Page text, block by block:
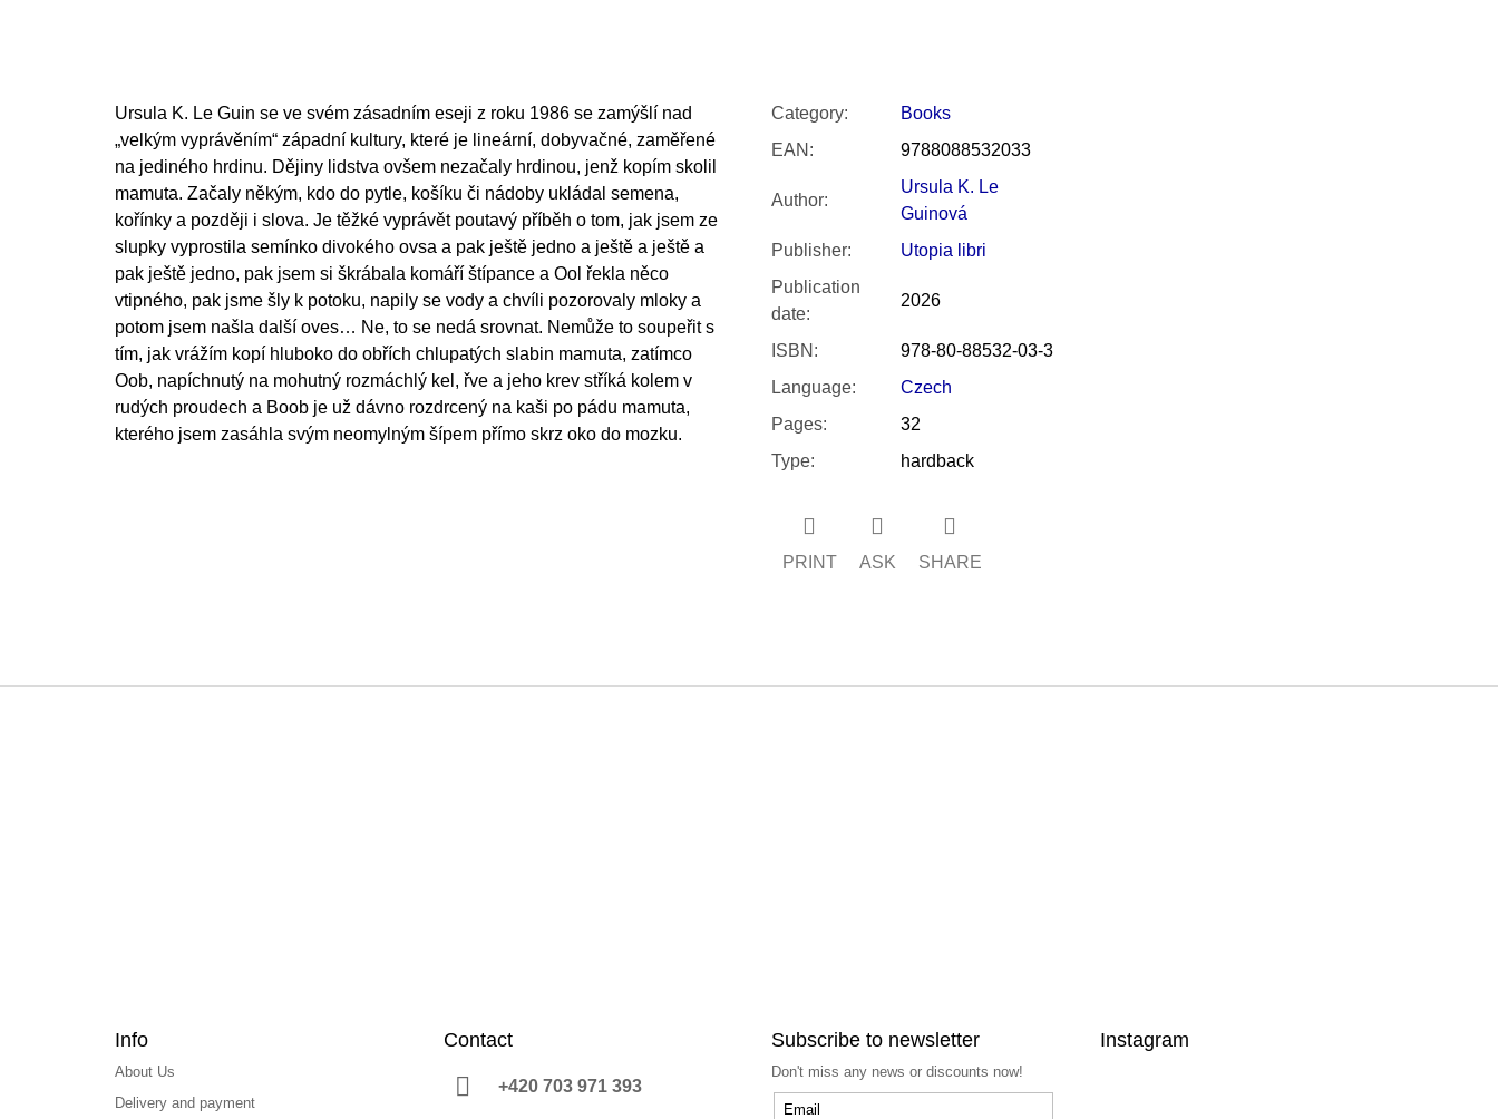
Ursula K. Le Guin se ve svém zásadním eseji z roku 1986 se zamýšlí nad
„velkým vyprávěním“ západní kultury, které je lineární, dobyvačné, zaměřené
na jediného hrdinu. Dějiny lidstva ovšem nezačaly hrdinou, jenž kopím skolil
mamuta. Začaly někým, kdo do pytle, košíku či nádoby ukládal semena,
kořínky a později i slova. Je těžké vyprávět poutavý příběh o tom, jak jsem ze
slupky vyprostila semínko divokého ovsa a pak ještě jedno a ještě a ještě a
pak ještě jedno, pak jsem si škrábala komáří štípance a Ool řekla něco
vtipného, pak jsme šly k potoku, napily se vody a chvíli pozorovaly mloky a
potom jsem našla další oves… Ne, to se nedá srovnat. Nemůže to soupeřit s
tím, jak vrážím kopí hluboko do obřích chlupatých slabin mamuta, zatímco
Oob, napíchnutý na mohutný rozmáchlý kel, řve a jeho krev stříká kolem v
rudých proudech a Boob je už dávno rozdrcený na kaši po pádu mamuta,
kterého jsem zasáhla svým neomylným šípem přímo skrz oko do mozku.
Category:
Books
EAN : 9788088532033
Author:
Ursula K. Le
Guinová
Publisher:
Utopia libri
Publication
date:
2026
ISBN :
978-80-88532-03-3
Language:
Czech
Pages:
32
Type: hardback
PRINT ASK SHARE
Info
About Us
Delivery and payment
Contact
+420 703 971 393
Subscribe to newsletter
Don't miss any news or discounts now!
Email
Instagram